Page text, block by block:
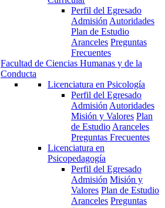
Perfil del Egresado
Admisión Autoridades
Plan de Estudio
Aranceles Preguntas
Frecuentes
Facultad de Ciencias Humanas y de la
Conducta
Licenciatura en Psicología
Perfil del Egresado
Admisión Autoridades
Misión y Valores Plan
de Estudio Aranceles
Preguntas Frecuentes
Licenciatura en
Psicopedagogía
Perfil del Egresado
Admisión Misión y
Valores Plan de Estudio
Aranceles Preguntas